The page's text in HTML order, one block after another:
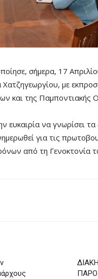
σήμερα, 17
με
και της Παμποντιακής
να γνωρίσει τα
για τις
από τη Γενοκτονία